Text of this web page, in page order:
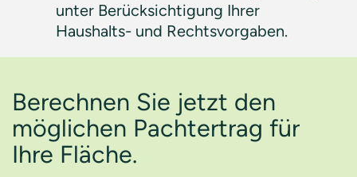
unter Berücksichtigung Ihrer
Haushalts- und Rechtsvorgaben.
Berechnen Sie jetzt den
möglichen Pachtertrag für
Ihre Fläche.